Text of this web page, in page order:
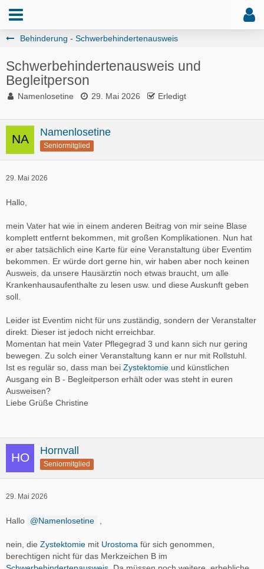
Behinderung - Schwerbehindertenausweis
Schwerbehindertenausweis und
Begleitperson
Namenlosetine 29. Mai 2026 Erledigt
Namenlosetine
Seniormitglied
29. Mai 2026
Hallo,
mein Vater hat wie in einem anderen Beitrag von mir seine Blase
komplett entfernt bekommen, mit großen Komplikationen. Nun hat
er aber tatsächlich eine Karte für eine Veranstaltung über Eventim
bekommen. Er würde dort gerne hin, wir haben aber noch keinen
Ausweis, da unsere Hausärztin noch etwas braucht, um alle
Krankenhausaufenthalte zu lesen usw. und diese Auskunft geben
soll.
Leider ist Eventim nicht für uns zuständig, sondern der Veranstalter
direkt. Dieser ist jedoch nicht erreichbar.
Momentan hat mein Vater Pflegegrad 3 und kann sich nur gering
bewegen. Zu solch einer Veranstaltung kann er nur mit Rollstuhl.
Ist es regulär so, dass man bei Zystektomie und künstlichen
Ausgang ein B - Begleitperson erhält oder was steht in euren
Ausweisen?
Liebe Grüße Christine
Hornvall
Seniormitglied
29. Mai 2026
Hallo Namenlosetine
nein, die Zystektomie mit Urostoma für sich genommen,
berechtigen nicht für das Merkzeichen B im